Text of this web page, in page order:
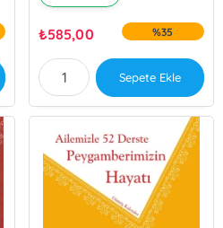
₺585,00 %35
Sepete Ekle